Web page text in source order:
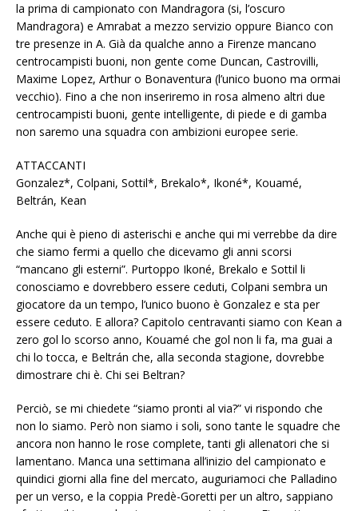
la prima di campionato con Mandragora (si, l’oscuro
Mandragora) e Amrabat a mezzo servizio oppure Bianco con
tre presenze in A. Già da qualche anno a Firenze mancano
centrocampisti buoni, non gente come Duncan, Castrovilli,
Maxime Lopez, Arthur o Bonaventura (l’unico buono ma ormai
vecchio). Fino a che non inseriremo in rosa almeno altri due
centrocampisti buoni, gente intelligente, di piede e di gamba
non saremo una squadra con ambizioni europee serie.
ATTACCANTI
Gonzalez*, Colpani, Sottil*, Brekalo*, Ikoné*, Kouamé,
Beltrán, Kean
Anche qui è pieno di asterischi e anche qui mi verrebbe da dire
che siamo fermi a quello che dicevamo gli anni scorsi
“mancano gli esterni”. Purtoppo Ikoné, Brekalo e Sottil li
conosciamo e dovrebbero essere ceduti, Colpani sembra un
giocatore da un tempo, l’unico buono è Gonzalez e sta per
essere ceduto. E allora? Capitolo centravanti siamo con Kean a
zero gol lo scorso anno, Kouamé che gol non li fa, ma guai a
chi lo tocca, e Beltrán che, alla seconda stagione, dovrebbe
dimostrare chi è. Chi sei Beltran?
Perciò, se mi chiedete “siamo pronti al via?” vi rispondo che
non lo siamo. Però non siamo i soli, sono tante le squadre che
ancora non hanno le rose complete, tanti gli allenatori che si
lamentano. Manca una settimana all’inizio del campionato e
quindici giorni alla fine del mercato, auguriamoci che Palladino
per un verso, e la coppia Predè-Goretti per un altro, sappiano